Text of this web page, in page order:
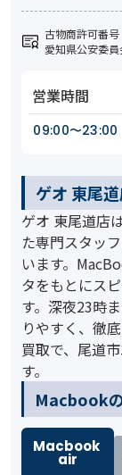
古物商許可番号
愛知県公安委
営業時間
09:00〜23:00
ゲオ 東尾
ゲオ 東尾道店
た専門スタッ
います。
タをもとにス
す。深夜23時
りやすく、徹
買取で、尾道
す。
️Macbook
Macbook
air